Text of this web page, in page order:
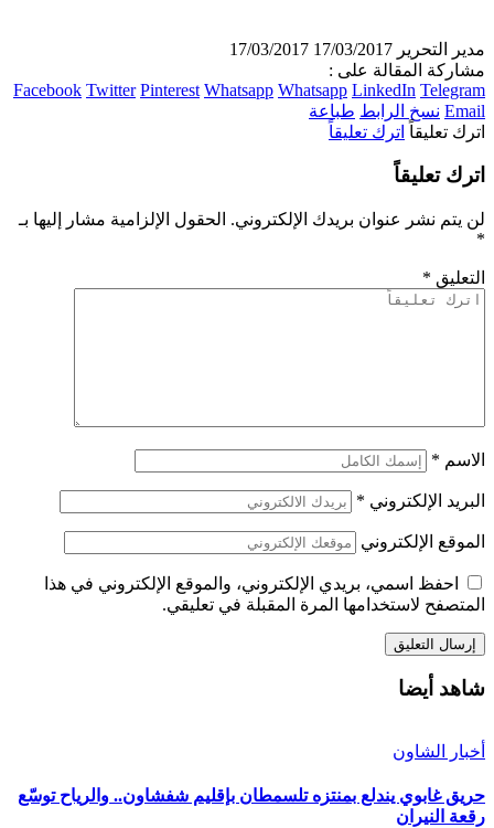
مدير التحرير 17/03/2017
17/03/2017
مشاركة المقالة على :
Facebook Twitter Pinterest Whatsapp Whatsapp LinkedIn Telegram
Email نسخ الرابط طباعة
اترك تعليقاً اترك تعليقاً
اترك تعليقاً
لن يتم نشر عنوان بريدك الإلكتروني. الحقول الإلزامية مشار إليها بـ
*
التعليق *
الاسم *
البريد الإلكتروني *
الموقع الإلكتروني
احفظ اسمي، بريدي الإلكتروني، والموقع الإلكتروني في هذا
المتصفح لاستخدامها المرة المقبلة في تعليقي.
شاهد أيضا
أخبار الشاون
حريق غابوي يندلع بمنتزه تلسمطان بإقليم شفشاون.. والرياح توسّع
رقعة النيران